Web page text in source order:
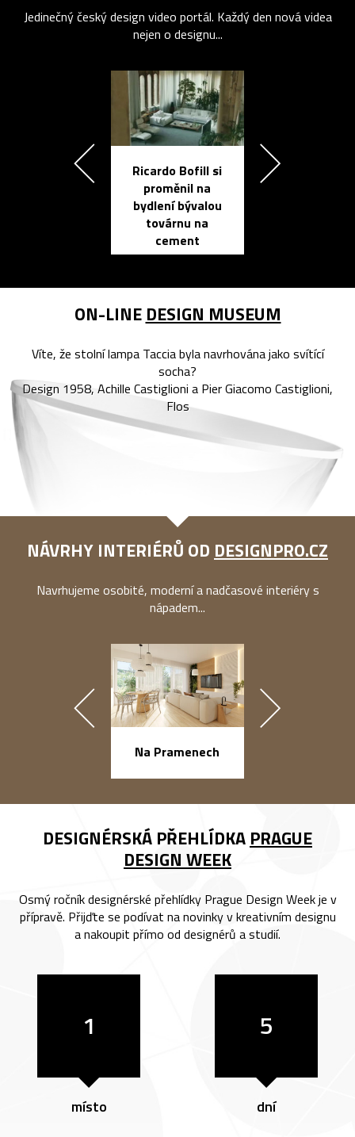
Jedinečný český design video portál. Každý den nová videa
nejen o designu...
Ricardo Bofill si
proměnil na
bydlení bývalou
továrnu na
cement
ON-LINE DESIGN MUSEUM
Víte, že stolní lampa Taccia byla navrhována jako svítící
socha?
Design 1958, Achille Castiglioni a Pier Giacomo Castiglioni,
Flos
NÁVRHY INTERIÉRŮ OD DESIGNPRO.CZ
Navrhujeme osobité, moderní a nadčasové interiéry s
nápadem...
Na Pramenech
DESIGNÉRSKÁ PŘEHLÍDKA PRAGUE
DESIGN WEEK
Osmý ročník designérské přehlídky Prague Design Week je v
přípravě. Přijďte se podívat na novinky v kreativním designu
a nakoupit přímo od designérů a studií.
1
místo
5
dní